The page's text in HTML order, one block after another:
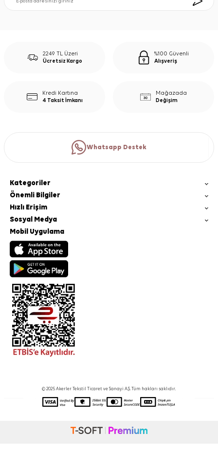
2249 TL Üzeri
Ücretsiz Kargo
%100 Güvenli
Alışveriş
Kredi Kartına
4 Taksit İmkanı
Mağazada
Değişim
Whatsapp Destek
Kategoriler
Önemli Bilgiler
Hızlı Erişim
Sosyal Medya
Mobil Uygulama
© 2025 Akerler Tekstil Ticaret ve Sanayi A.Ş. Tüm hakları saklıdır.